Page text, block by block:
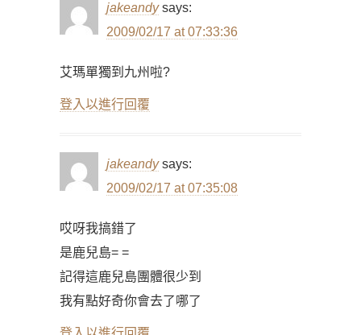
jakeandy says:
2009/02/17 at 07:33:36
艾瑪單獨到九州啦?
登入以進行回覆
jakeandy says:
2009/02/17 at 07:35:08
哎呀我搞錯了
是鹿兒島= =
記得這鹿兒島團體很少到
我有點好奇你會去了哪了